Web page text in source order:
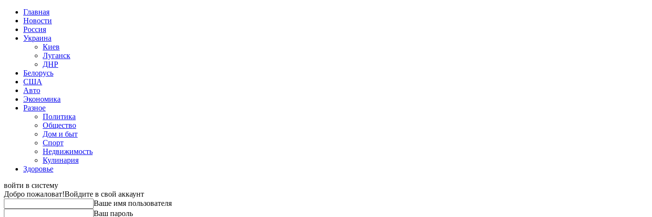
Главная
Новости
Россия
Украина
Киев
Луганск
ДНР
Белорусь
США
Авто
Экономика
Разное
Политика
Общество
Дом и быт
Спорт
Недвижимость
Кулинария
Здоровье
войти в систему
Добро пожаловат!Войдите в свой аккаунт
Ваше имя пользователя
Ваш пароль